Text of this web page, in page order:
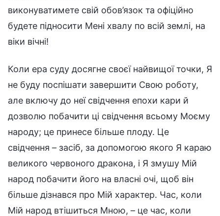
виконуватимете свій обов’язок та офіційно
будете підносити Мені хвалу по всій землі, на
віки вічні!
Коли ера суду досягне своєї найвищої точки, Я
не буду поспішати завершити Свою роботу,
але включу до неї свідчення епохи кари й
дозволю побачити ці свідчення всьому Моєму
народу; це принесе більше плоду. Це
свідчення – засіб, за допомогою якого Я караю
великого червоного дракона, і Я змушу Мій
народ побачити його на власні очі, щоб він
більше дізнався про Мій характер. Час, коли
Мій народ втішиться Мною, – це час, коли